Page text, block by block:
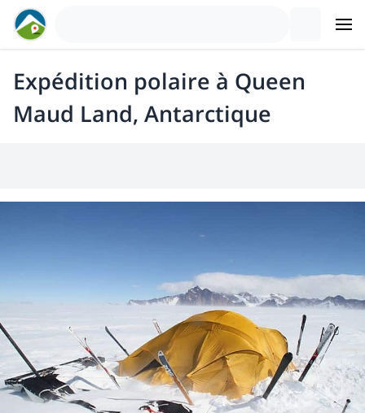
Expédition polaire à Queen
Maud Land, Antarctique